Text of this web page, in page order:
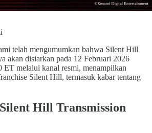
telah mengumumkan bahwa Silent Hill
akan disiarkan pada 12 Februari 2026
ET melalui kanal resmi, menampilkan
Silent Hill, termasuk kabar tentang
Hill Transmission